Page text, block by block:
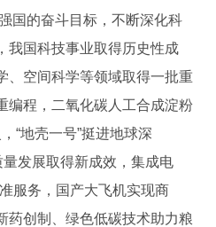
国的奋斗目标，不断深化科
我国科技事业取得历史性成
、空间科学等领域取得一批重
编程，二氧化碳人工合成淀粉
“地壳一号”挺进地球深
发展取得新成效，集成电
服务，国产大飞机实现商
药创制、绿色低碳技术助力粮